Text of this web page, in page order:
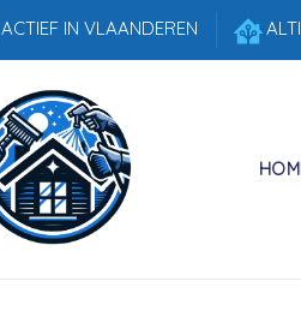
ACTIEF IN VLAANDEREN